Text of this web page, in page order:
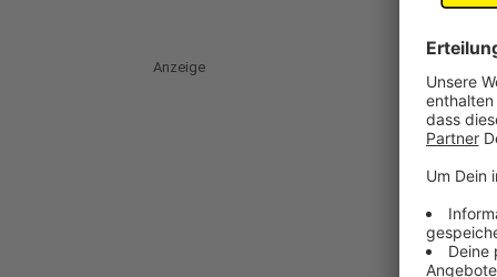
Anzeige